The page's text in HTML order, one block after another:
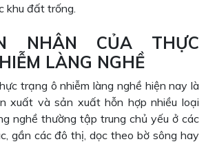
khu đất trống.
NHÂN CỦA THỰC
LÀNG NGHỀ
trạng ô nhiễm làng nghề hiện nay là
xuất và sản xuất hỗn hợp nhiều loại
nghề thường tập trung chủ yếu ở các
gần các đô thị, dọc theo bờ sông hay